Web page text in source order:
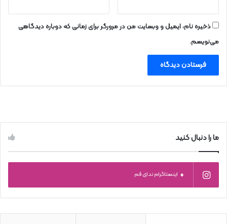
ذخیره نام، ایمیل و وبسایت من در مرورگر برای زمانی که دوباره دیدگاهی
می‌نویسم.
ما را دنبال کنید
0 اینستاگرام ندای قم